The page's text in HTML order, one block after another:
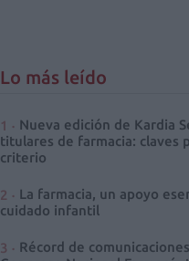
Lo más leído
Nueva edición de Kardia
titulares de farmacia: claves
criterio
La farmacia, un apoyo
cuidado infantil
Récord de